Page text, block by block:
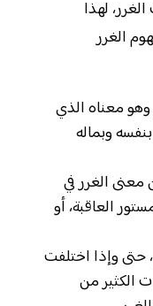
لهذا
الغرر
وهو معناه الذي
وبماله
معنى الغرر في
العاقبة، أو
حتى وإذا اختلفت
الكثير من